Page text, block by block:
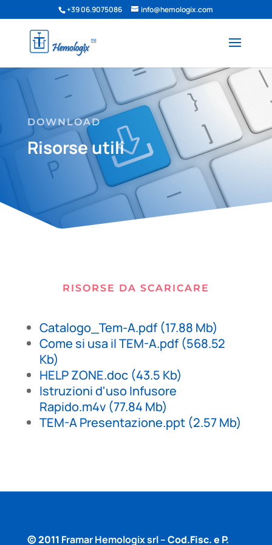
+39 06.9075086 info@hemologix.com
DOWNLOAD
Risorse utili
RISORSE DA SCARICARE
Catalogo_Tem-A.pdf(17.88 Mb)
Come si usa il TEM-A.pdf(568.52
Kb)
HELP ZONE.doc(43.5 Kb)
Istruzioni d'uso Infusore
Rapido.m4v(77.84 Mb)
TEM-A Presentazione.ppt(2.57 Mb)
© 2011 Framar Hemologix srl –Cod.Fisc. e P.